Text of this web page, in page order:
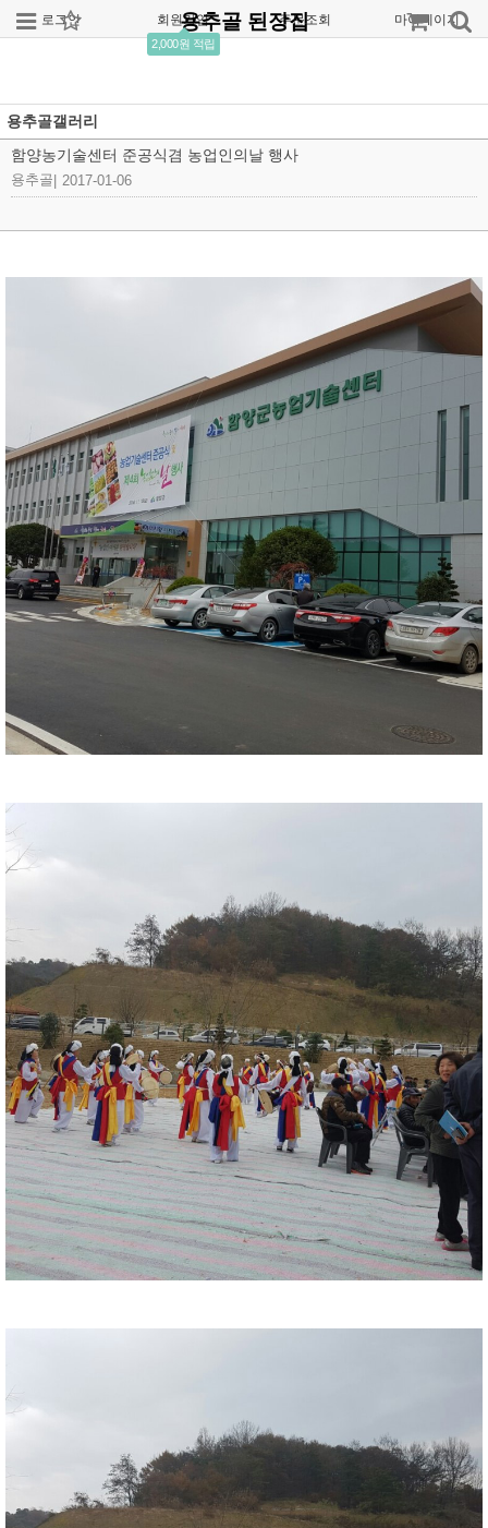
로그인 회원가입
2,000원 적립
주문조회 마이페이지
용추골 된장집
용추골갤러리
함양농기술센터 준공식겸 농업인의날 행사
용추골 2017-01-06